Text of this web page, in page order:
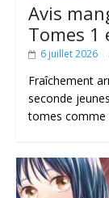
Avis
Tomes 1
6 juillet 2026
Fraîchement
seconde
tomes comme